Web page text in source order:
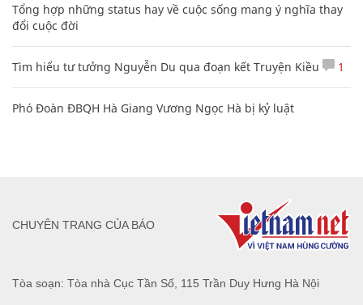
Tổng hợp những status hay về cuộc sống mang ý nghĩa thay
đổi cuộc đời
Tìm hiểu tư tưởng Nguyễn Du qua đoạn kết Truyện Kiều 1
Phó Đoàn ĐBQH Hà Giang Vương Ngọc Hà bị kỷ luật
Tòa soạn: Tòa nhà Cục Tần Số, 115 Trần Duy Hưng Hà Nội
CHUYÊN TRANG CỦA BÁO